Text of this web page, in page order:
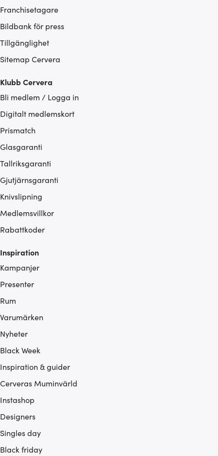
Franchisetagare
Bildbank för press
Tillgänglighet
Sitemap Cervera
Klubb Cervera
Bli medlem / Logga in
Digitalt medlemskort
Prismatch
Glasgaranti
Tallriksgaranti
Gjutjärnsgaranti
Knivslipning
Medlemsvillkor
Rabattkoder
Inspiration
Kampanjer
Presenter
Rum
Varumärken
Nyheter
Black Week
Inspiration & guider
Cerveras Muminvärld
Instashop
Designers
Singles day
Black friday